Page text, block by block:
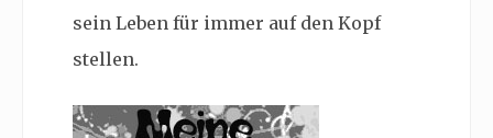
sein Leben für immer auf den Kopf
stellen.